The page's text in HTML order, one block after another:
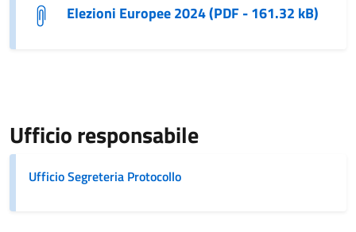
Elezioni Europee 2024 (PDF - 161.32 kB)
Ufficio responsabile
Ufficio Segreteria Protocollo